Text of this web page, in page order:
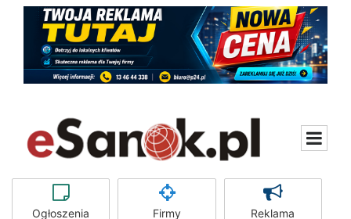
Ogłoszenia Firmy Reklama